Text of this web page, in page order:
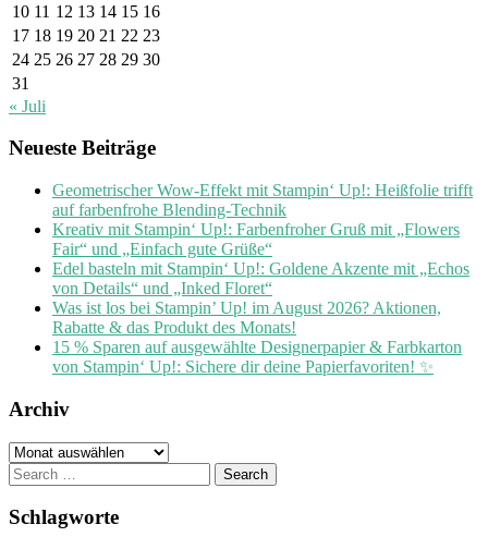
10 11 12 13 14 15 16
17 18 19 20 21 22 23
24 25 26 27 28 29 30
31
« Juli
Neueste Beiträge
Geometrischer Wow-Effekt mit Stampin‘ Up!: Heißfolie trifft
auf farbenfrohe Blending-Technik
Kreativ mit Stampin‘ Up!: Farbenfroher Gruß mit „Flowers
Fair“ und „Einfach gute Grüße“
Edel basteln mit Stampin‘ Up!: Goldene Akzente mit „Echos
von Details“ und „Inked Floret“
Was ist los bei Stampin’ Up! im August 2026? Aktionen,
Rabatte & das Produkt des Monats!
15 % Sparen auf ausgewählte Designerpapier & Farbkarton
von Stampin‘ Up!: Sichere dir deine Papierfavoriten! ✨
Archiv
Archiv
Search
for:
Schlagworte